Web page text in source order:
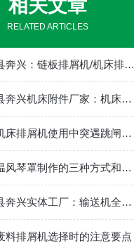
相关文章
RELATED ARTICLES
盐山县奔兴：链板排屑机/机床排屑机/磁性排屑机/刮板排屑机/链板式排屑机/链式排屑机全品类非标定制，一站式机床排屑解决方案
盐山县奔兴机床附件厂家：机床排屑机/链板排屑机/磁性排屑机/刮板排屑机非标定制一站式供应
数控机床排屑机使用中突遇跳闸故障应如何处理
耐高温风琴罩制作的三种方式和具有优势特点概述
盐山县奔兴实体工厂：输送机全品类定制，售后终身维修
料排屑机选择时的注意要点